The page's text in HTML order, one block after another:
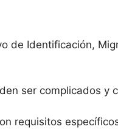
Identificación,
ser complicados y
requisitos